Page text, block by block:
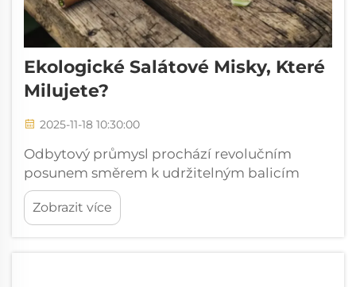
Ekologické Salátové Misky, Které
Milujete?
2025-11-18 10:30:00
Odbytový průmysl prochází revolučním
posunem směrem k udržitelným balicím
řešením, přičemž jednorázové misky z
krafťového papíru se stávají oblíbenou volbou
firem šetrných k životnímu prostředí. Tyto
Zobrazit více